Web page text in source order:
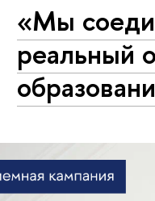
«Мы
реальный